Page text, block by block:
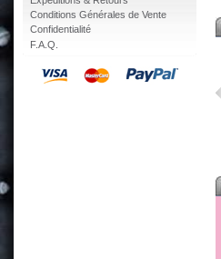
Conditions Générales de Vente
Confidentialité
F.A.Q.